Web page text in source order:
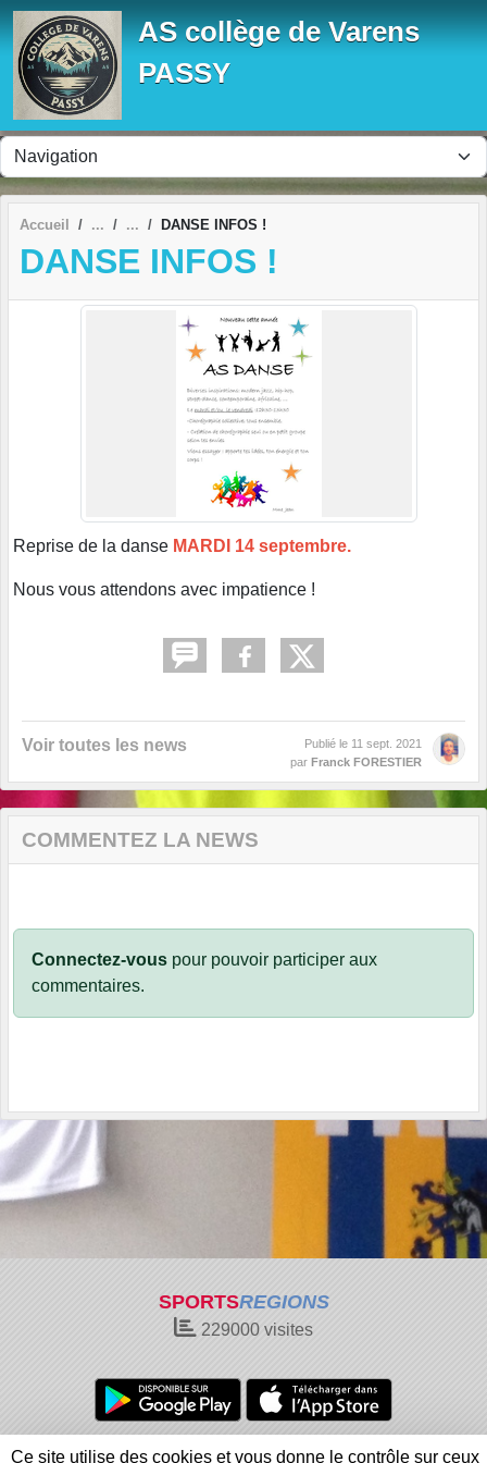
AS collège de Varens
PASSY
Accueil DANSE INFOS !
DANSE INFOS !
Reprise de la danse MARDI 14 septembre.
Nous vous attendons avec impatience !
Voir toutes les news Publié le 11 sept. 2021
par Franck FORESTIER
COMMENTEZ LA NEWS
Connectez-vous pour pouvoir participer aux
commentaires.
SPORTSREGIONS
229000 visites
Charte cookies Gestion des cookies
Panneau de gestion des cookies
Ce site utilise des cookies et vous donne le contrôle sur ceux